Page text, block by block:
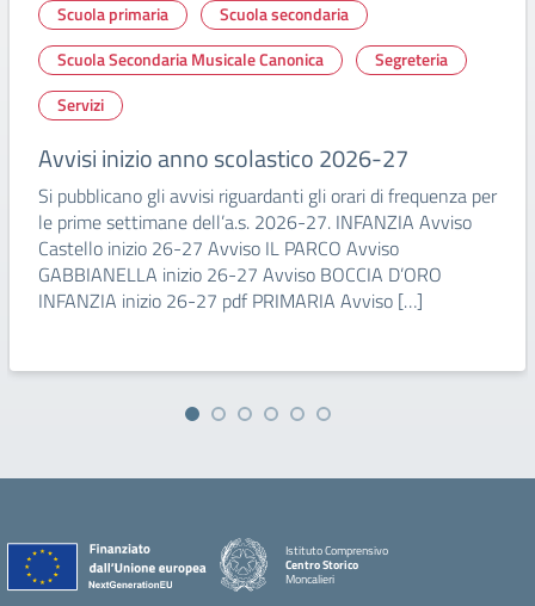
Scuola primaria
Scuola secondaria
Scuola Secondaria Musicale Canonica
Segreteria
Servizi
Avvisi inizio anno scolastico 2026-27
Si pubblicano gli avvisi riguardanti gli orari di frequenza per
le prime settimane dell’a.s. 2026-27. INFANZIA Avviso
Castello inizio 26-27 Avviso IL PARCO Avviso
GABBIANELLA inizio 26-27 Avviso BOCCIA D’ORO
INFANZIA inizio 26-27 pdf PRIMARIA Avviso […]
Istituto Comprensivo
Centro Storico
Moncalieri